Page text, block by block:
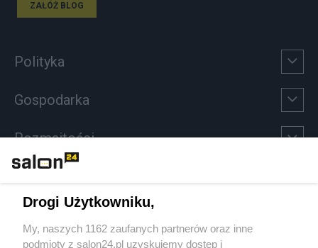
ZAŁÓŻ BLOG
Polityka
Gospodarka
Rozmaitości
Sport
Drogi Użytkowniku,
My, naszych 1162 zaufanych partnerów oraz inne
podmioty z salon24.pl uzyskujemy dostęp i